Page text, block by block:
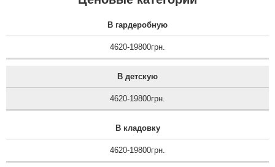
В гардеробную
4620-19800грн.
В детскую
4620-19800грн.
В кладовку
4620-19800грн.